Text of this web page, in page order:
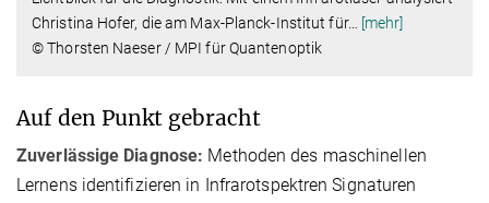
Christina Hofer, die am Max-Planck-Institut für…
[mehr]
© Thorsten Naeser / MPI für Quantenoptik
Auf den Punkt gebracht
Zuverlässige Diagnose: Methoden des maschinellen
Lernens identifizieren in Infrarotspektren Signaturen